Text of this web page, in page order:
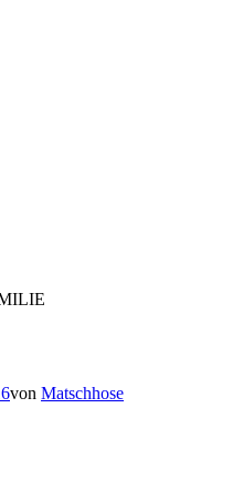
von Matschhose